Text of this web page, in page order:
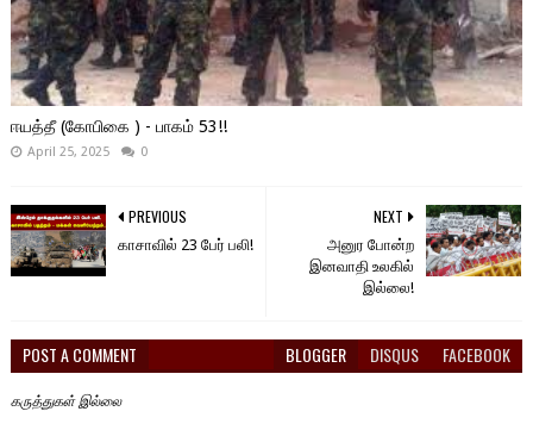
ஈயத்தீ (கோபிகை ) - பாகம் 53!!
April 25, 2025 0
NEXT
அனுர போன்ற
இனவாதி உலகில்
இல்லை!
PREVIOUS
காசாவில் 23 பேர் பலி!
POST A COMMENT BLOGGER DISQUS FACEBOOK
கருத்துகள் இல்லை